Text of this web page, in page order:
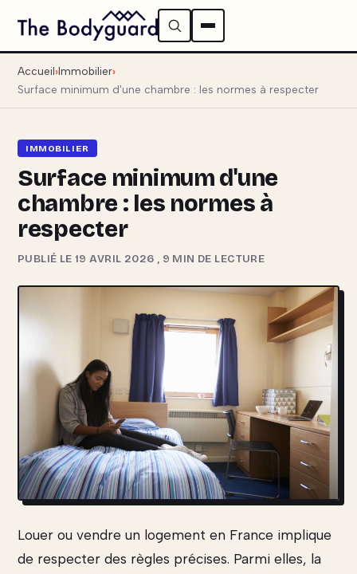
Accueil Immobilier
Surface minimum d'une chambre : les normes à respecter
IMMOBILIER
Surface minimum d'une
chambre : les normes à
respecter
PUBLIÉ LE 19 AVRIL 2026 , 9 MIN DE LECTURE
Louer ou vendre un logement en France implique
de respecter des règles précises. Parmi elles, la